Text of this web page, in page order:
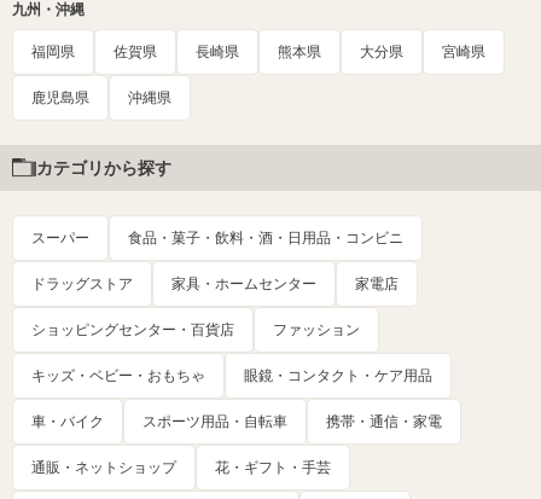
九州・沖縄
福岡県 佐賀県 長崎県 熊本県 大分県 宮崎県
鹿児島県 沖縄県
カテゴリから探す
スーパー 食品・菓子・飲料・酒・日用品・コンビニ
ドラッグストア 家具・ホームセンター 家電店
ショッピングセンター・百貨店 ファッション
キッズ・ベビー・おもちゃ 眼鏡・コンタクト・ケア用品
車・バイク スポーツ用品・自転車 携帯・通信・家電
通販・ネットショップ 花・ギフト・手芸